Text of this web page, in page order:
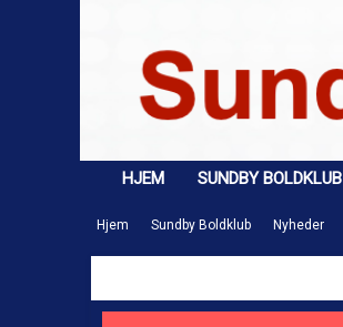
HJEM SUNDBY BOLDKLUB
Hjem Sundby Boldklub Nyheder